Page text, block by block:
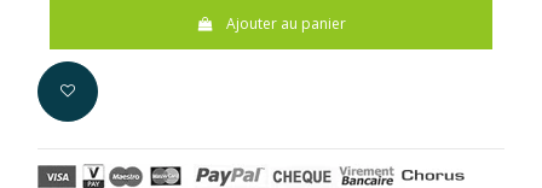
Ajouter au panier